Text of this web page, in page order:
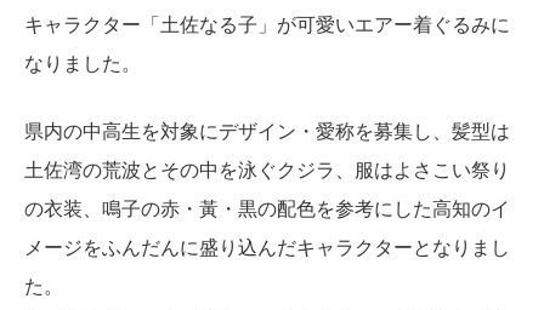
キャラクター「土佐なる子」が可愛いエアー着ぐるみに
なりました。
県内の中高生を対象にデザイン・愛称を募集し、髪型は
土佐湾の荒波とその中を泳ぐクジラ、服はよさこい祭り
の衣装、鳴子の赤・黃・黒の配色を参考にした高知のイ
メージをふんだんに盛り込んだキャラクターとなりまし
た。